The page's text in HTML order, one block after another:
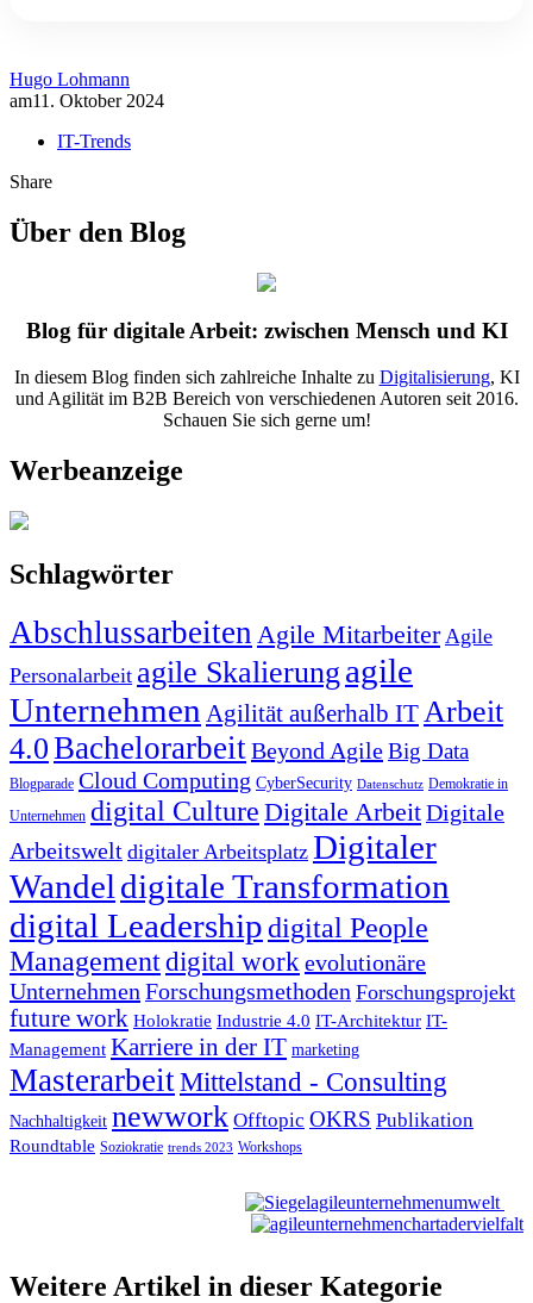
Hugo Lohmann
am11. Oktober 2024
IT-Trends
Share
Über den Blog
Blog für digitale Arbeit: zwischen Mensch und KI
In diesem Blog finden sich zahlreiche Inhalte zu Digitalisierung, KI
und Agilität im B2B Bereich von verschiedenen Autoren seit 2016.
Schauen Sie sich gerne um!
Werbeanzeige
Schlagwörter
Abschlussarbeiten Agile Mitarbeiter Agile
Personalarbeit agile Skalierung agile
Unternehmen Agilität außerhalb IT Arbeit
4.0BachelorarbeitBeyond AgileBig Data
Blogparade Cloud Computing CyberSecurity Datenschutz Demokratie in
Unternehmen digital Culture Digitale ArbeitDigitale
Arbeitswelt digitaler Arbeitsplatz Digitaler
Wandel digitale Transformation
digital Leadershipdigital People
Managementdigital work evolutionäre
Unternehmen Forschungsmethoden Forschungsprojekt
future work Holokratie Industrie 4.0 IT-Architektur IT-
Management Karriere in der IT marketing
MasterarbeitMittelstand - Consulting
Nachhaltigkeit newwork Offtopic OKRS Publikation
Roundtable Soziokratie trends 2023 Workshops
Weitere Artikel in dieser Kategorie